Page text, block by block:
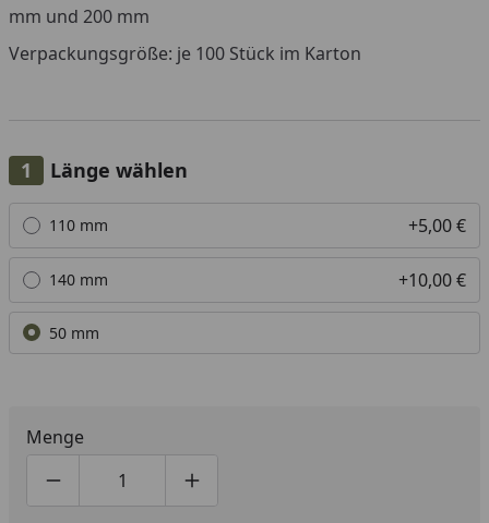
mm und 200 mm
Verpackungsgröße: je 100 Stück im Karton
Länge wählen
Alle anzeigen (3)
110 mm +5,00 €
140 mm +10,00 €
50 mm
Menge
Produktmenge um eins verringern
Produktmenge manuell eingeben
Produktmenge um eins erhöhen